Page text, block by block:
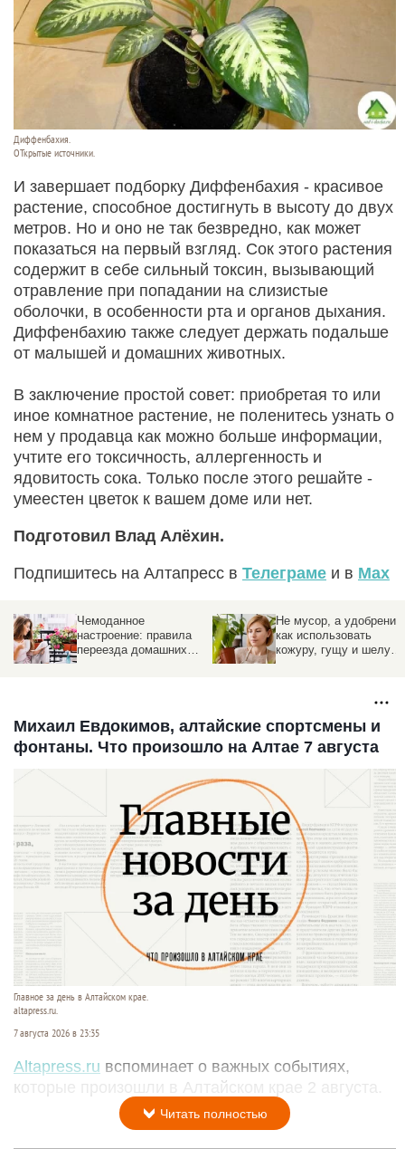
Диффенбахия.
ОТкрытые источники.
И завершает подборку Диффенбахия - красивое
растение, способное достигнуть в высоту до двух
метров. Но и оно не так безвредно, как может
показаться на первый взгляд. Сок этого растения
содержит в себе сильный токсин, вызывающий
отравление при попадании на слизистые
оболочки, в особенности рта и органов дыхания.
Диффенбахию также следует держать подальше
от малышей и домашних животных.
В заключение простой совет: приобретая то или
иное комнатное растение, не поленитесь узнать о
нем у продавца как можно больше информации,
учтите его токсичность, аллергенность и
ядовитость сока. Только после этого решайте -
умеестен цветок к вашем доме или нет.
Подготовил Влад Алёхин.
Подпишитесь на Алтапресс в Телеграме и в Max
Чемоданное
настроение: правила
переезда домашних
Не мусор, а удобрение:
как использовать
кожуру, гущу и шелуху
Михаил Евдокимов, алтайские спортсмены и
фонтаны. Что произошло на Алтае 7 августа
Главное за день в Алтайском крае.
altapress.ru.
7 августа 2026 в 23:35
Altapress.ru вспоминает о важных событиях,
которые произошли в Алтайском крае 2 августа.
Читать полностью